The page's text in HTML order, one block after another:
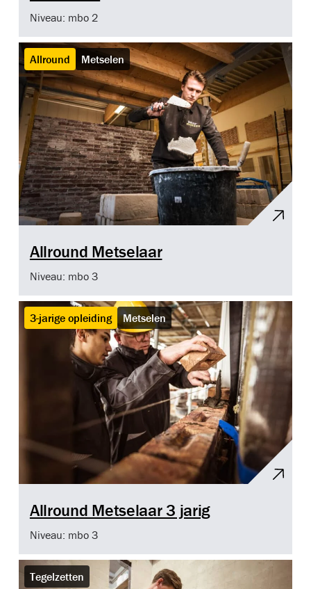
Niveau: mbo 2
Allround Metselen
Allround Metselaar
Niveau: mbo 3
3-jarige opleiding Metselen
Allround Metselaar 3 jarig
Niveau: mbo 3
Tegelzetten